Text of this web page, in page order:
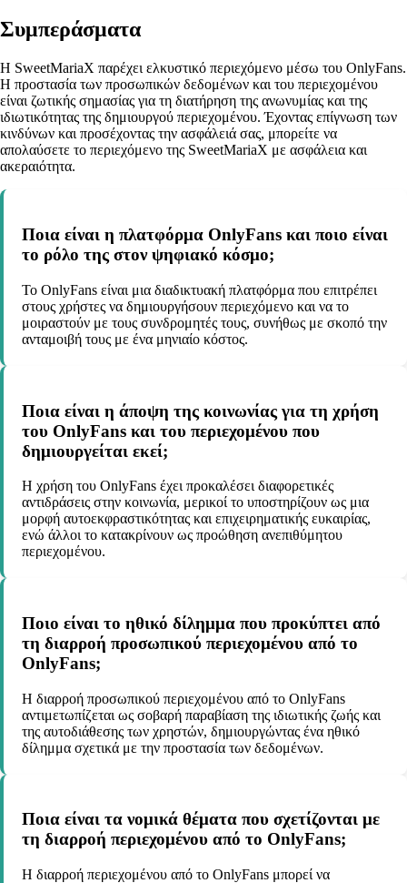
Συμπεράσματα
Η SweetMariaX παρέχει ελκυστικό περιεχόμενο μέσω του OnlyFans.
Η προστασία των προσωπικών δεδομένων και του περιεχομένου
είναι ζωτικής σημασίας για τη διατήρηση της ανωνυμίας και της
ιδιωτικότητας της δημιουργού περιεχομένου. Έχοντας επίγνωση των
κινδύνων και προσέχοντας την ασφάλειά σας, μπορείτε να
απολαύσετε το περιεχόμενο της SweetMariaX με ασφάλεια και
ακεραιότητα.
Ποια είναι η πλατφόρμα OnlyFans και ποιο είναι
το ρόλο της στον ψηφιακό κόσμο;
Το OnlyFans είναι μια διαδικτυακή πλατφόρμα που επιτρέπει
στους χρήστες να δημιουργήσουν περιεχόμενο και να το
μοιραστούν με τους συνδρομητές τους, συνήθως με σκοπό την
ανταμοιβή τους με ένα μηνιαίο κόστος.
Ποια είναι η άποψη της κοινωνίας για τη χρήση
του OnlyFans και του περιεχομένου που
δημιουργείται εκεί;
Η χρήση του OnlyFans έχει προκαλέσει διαφορετικές
αντιδράσεις στην κοινωνία, μερικοί το υποστηρίζουν ως μια
μορφή αυτοεκφραστικότητας και επιχειρηματικής ευκαιρίας,
ενώ άλλοι το κατακρίνουν ως προώθηση ανεπιθύμητου
περιεχομένου.
Ποιο είναι το ηθικό δίλημμα που προκύπτει από
τη διαρροή προσωπικού περιεχομένου από το
OnlyFans;
Η διαρροή προσωπικού περιεχομένου από το OnlyFans
αντιμετωπίζεται ως σοβαρή παραβίαση της ιδιωτικής ζωής και
της αυτοδιάθεσης των χρηστών, δημιουργώντας ένα ηθικό
δίλημμα σχετικά με την προστασία των δεδομένων.
Ποια είναι τα νομικά θέματα που σχετίζονται με
τη διαρροή περιεχομένου από το OnlyFans;
Η διαρροή περιεχομένου από το OnlyFans μπορεί να